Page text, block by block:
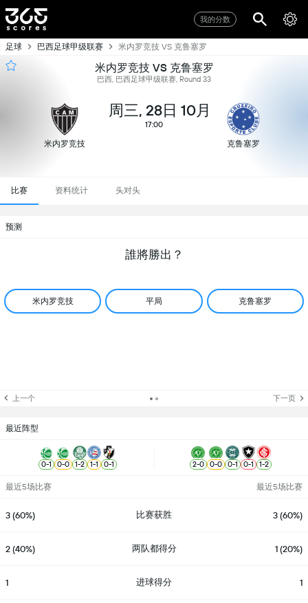
我的分数
足球 巴西足球甲级联赛 米内罗竞技 VS 克鲁塞罗
米内罗竞技 VS 克鲁塞罗
巴西, 巴西足球甲级联赛, Round 33
米内罗竞技
周三, 28日 10月
17:00
克鲁塞罗
比赛 资料统计 头对头
预测
誰將勝出？
米内罗竞技 平局 克鲁塞罗
上一个 下一页
最近阵型
0-1 0-0 1-2 1-1 0-1 2-0 0-0 0-1 0-1 1-2
最近5场比赛 最近5场比赛
3 (60%) 比赛获胜 3 (60%)
2 (40%) 两队都得分 1 (20%)
1 进球得分 1